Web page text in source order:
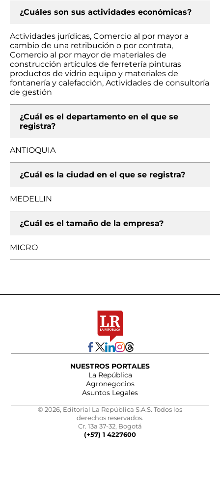
¿Cuáles son sus actividades económicas?
Actividades jurídicas, Comercio al por mayor a
cambio de una retribución o por contrata,
Comercio al por mayor de materiales de
construcción artículos de ferretería pinturas
productos de vidrio equipo y materiales de
fontanería y calefacción, Actividades de consultoría
de gestión
¿Cuál es el departamento en el que se
registra?
ANTIOQUIA
¿Cuál es la ciudad en el que se registra?
MEDELLIN
¿Cuál es el tamaño de la empresa?
MICRO
NUESTROS PORTALES
La República
Agronegocios
Asuntos Legales
© 2026, Editorial La República S.A.S. Todos los
derechos reservados.
Cr. 13a 37-32, Bogotá
(+57) 1 4227600